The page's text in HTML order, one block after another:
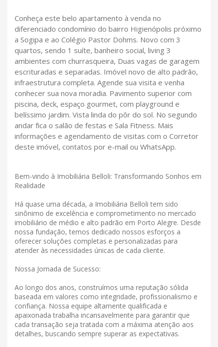
Conheça este belo apartamento à venda no
diferenciado condomínio do bairro Higienópolis próximo
a Sogipa e ao Colégio Pastor Dohms. Novo com 3
quartos, sendo 1 suíte, banheiro social, living 3
ambientes com churrasqueira, Duas vagas de garagem
escrituradas e separadas. Imóvel novo de alto padrão,
infraestrutura completa. Agende sua visita e venha
conhecer sua nova moradia. Pavimento superior com
piscina, deck, espaço gourmet, com playground e
belíssimo jardim. Vista linda do pôr do sol. No segundo
andar fica o salão de festas e Sala Fitness. Mais
informações e agendamento de visitas com o Corretor
deste imóvel, contatos por e-mail ou WhatsApp.
Bem-vindo à Imobiliária Belloli: Transformando Sonhos em
Realidade
Há quase uma década, a Imobiliária Belloli tem sido
sinônimo de excelência e comprometimento no mercado
imobiliário de médio e alto padrão em Porto Alegre. Desde
nossa fundação, temos dedicado nossos esforços a
oferecer soluções completas e personalizadas para
atender às necessidades únicas de cada cliente.
Nossa Jornada de Sucesso:
Ao longo dos anos, construímos uma reputação sólida
baseada em valores como integridade, profissionalismo e
confiança. Nossa equipe altamente qualificada e
apaixonada trabalha incansavelmente para garantir que
cada transação seja tratada com a máxima atenção aos
detalhes, buscando sempre superar as expectativas.